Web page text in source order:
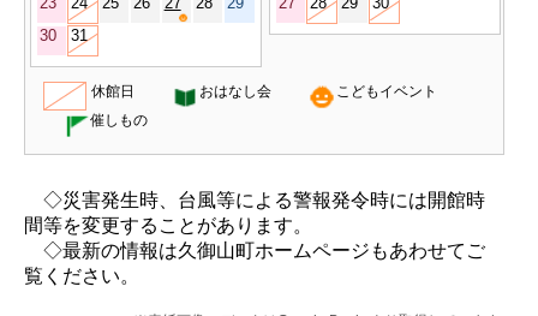
30
31
休館日 おはなし会
こどもイベント
催しもの
◇災害発生時、台風等による警報発令時には開館時
間等を変更することがあります。
◇最新の情報は久御山町ホームページもあわせてご
覧ください。